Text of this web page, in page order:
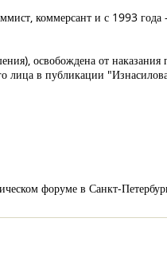
коммерсант и с 1993 года
освобождена от
лица в публикации
форуме в Санкт-